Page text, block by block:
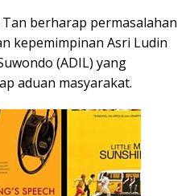
berharap permasalahan
kepemimpinan Asri Ludin
(ADIL) yang
aduan masyarakat.